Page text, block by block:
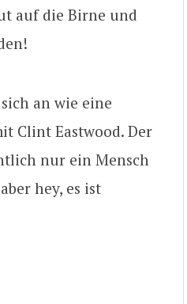
auf die Birne und
an wie eine
Clint Eastwood. Der
nur ein Mensch
hey, es ist